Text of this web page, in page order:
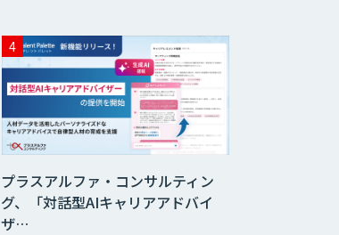
imprai ezCheck
JAPAN AI HR
プラスアルファ・コンサルティン
グ、「対話型AIキャリアアドバイ
ザ…